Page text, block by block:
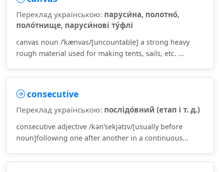
Переклад українською: паруси́на, полотно́,
поло́тнище, паруси́нові ту́флі
canvas noun /ˈkænvəs/[uncountable] a strong heavy
rough material used for making tents, sails, etc. ...
consecutive
Переклад українською: послідо́вний (етап і т. д.)
consecutive adjective /kənˈsekjətɪv/[usually before
noun]following one after another in a continuous...